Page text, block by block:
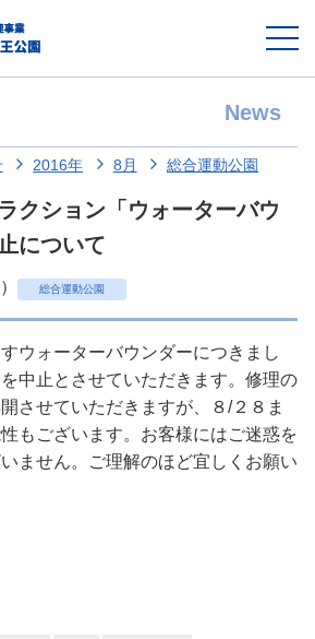
News
2016年 8月 総合運動公園
クション「ウォーターバウ
について
総合運動公園
ウォーターバウンダーにつきまし
中止とさせていただきます。修理の
させていただきますが、８/２８ま
もございます。お客様にはご迷惑を
ません。ご理解のほど宜しくお願い